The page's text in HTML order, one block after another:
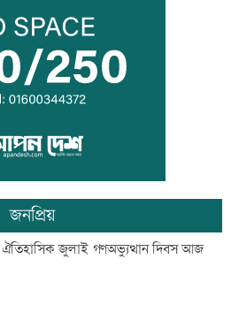
জনগণের ভাগ্য নিয়ে ছিনিমিনি খেলতে দেয়া
হবে না: প্রধানমন্ত্রী
লক্ষ্মীপুরে ৪৮ ঘন্টা গ্যাস সংযোগ বিছিন্ন
বাকৃবির ৪২ শিক্ষার্থী শোকজ
জনপ্রিয়
ঐতিহাসিক জুলাই গণঅভ্যুত্থান দিবস আজ